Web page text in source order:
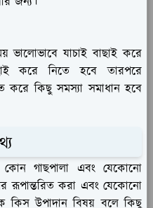
যাচাই বাছাই করে
করে নিতে হবে তারপরে
কিছু সমস্যা সমাধান হবে
গাছপালা এবং যেকোনো
রূপান্তরিত করা এবং যেকোনো
কিস উপাদান বিষয় বলে কিছু